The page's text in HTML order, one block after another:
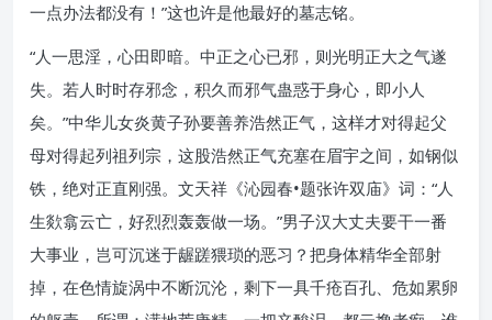
一点办法都没有！”这也许是他最好的墓志铭。
“人一思淫，心田即暗。中正之心已邪，则光明正大之气遂
失。若人时时存邪念，积久而邪气蛊惑于身心，即小人
矣。”中华儿女炎黄子孙要善养浩然正气，这样才对得起父
母对得起列祖列宗，这股浩然正气充塞在眉宇之间，如钢似
铁，绝对正直刚强。文天祥《沁园春•题张许双庙》词：“人
生欻翕云亡，好烈烈轰轰做一场。”男子汉大丈夫要干一番
大事业，岂可沉迷于龌蹉猥琐的恶习？把身体精华全部射
掉，在色情旋涡中不断沉沦，剩下一具千疮百孔、危如累卵